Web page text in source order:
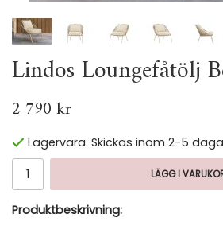
Lindos Loungefåtölj
2 790 kr
Lagervara. Skickas inom 2-5
LÄGG I
Produktbeskrivning: